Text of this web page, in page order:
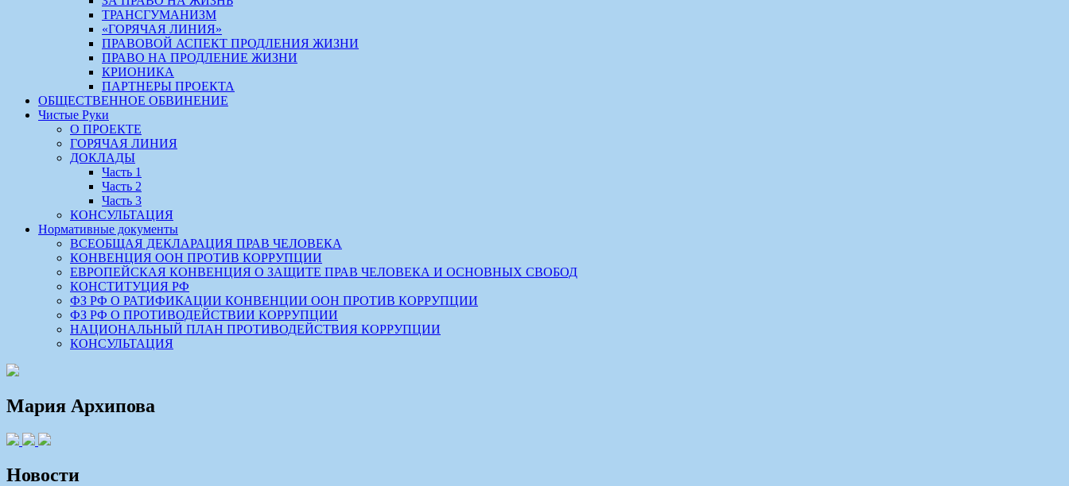
ТРАНСГУМАНИЗМ
«ГОРЯЧАЯ ЛИНИЯ»
ПРАВОВОЙ АСПЕКТ ПРОДЛЕНИЯ ЖИЗНИ
ПРАВО НА ПРОДЛЕНИЕ ЖИЗНИ
КРИОНИКА
ПАРТНЕРЫ ПРОЕКТА
ОБЩЕСТВЕННОЕ ОБВИНЕНИЕ
Чистые Руки
О ПРОЕКТЕ
ГОРЯЧАЯ ЛИНИЯ
ДОКЛАДЫ
Часть 1
Часть 2
Часть 3
КОНСУЛЬТАЦИЯ
Нормативные документы
ВСЕОБЩАЯ ДЕКЛАРАЦИЯ ПРАВ ЧЕЛОВЕКА
КОНВЕНЦИЯ ООН ПРОТИВ КОРРУПЦИИ
ЕВРОПЕЙСКАЯ КОНВЕНЦИЯ О ЗАЩИТЕ ПРАВ ЧЕЛОВЕКА И ОСНОВНЫХ СВОБОД
КОНСТИТУЦИЯ РФ
ФЗ РФ О РАТИФИКАЦИИ КОНВЕНЦИИ ООН ПРОТИВ КОРРУПЦИИ
ФЗ РФ О ПРОТИВОДЕЙСТВИИ КОРРУПЦИИ
НАЦИОНАЛЬНЫЙ ПЛАН ПРОТИВОДЕЙСТВИЯ КОРРУПЦИИ
КОНСУЛЬТАЦИЯ
Мария Архипова
Новости